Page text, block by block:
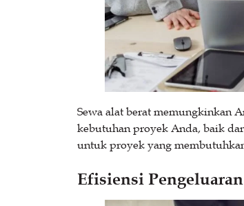
Sewa alat berat memungkinkan
kebutuhan proyek Anda, baik
untuk proyek yang
Efisiensi Pengeluaran